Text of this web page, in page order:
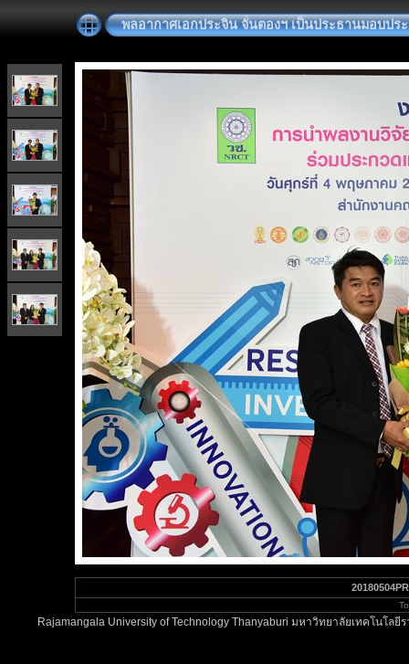
พลอากาศเอกประจิน จั่นตองฯ เป็นประธานมอบป
Rajamangala University of Technology Thanyaburi มหาวิทยาลัยเทคโนโ